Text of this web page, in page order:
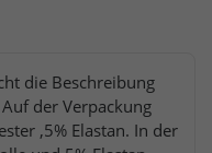
die Beschreibung
der Verpackung
,5% Elastan. In der